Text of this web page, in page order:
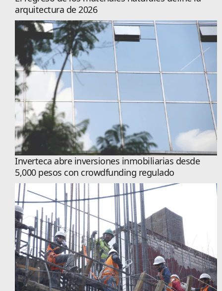
arquitectura de 2026
Inverteca abre inversiones inmobiliarias desde
5,000 pesos con crowdfunding regulado